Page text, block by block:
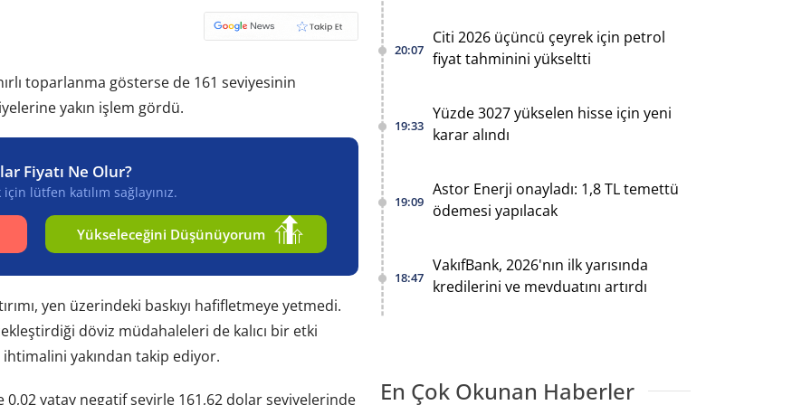
toparlanma gösterse de 161 seviyesinin
yakın işlem gördü.
Fiyatı Ne Olur?
lütfen katılım sağlayınız.
Yükseleceğini Düşünüyorum
yen üzerindeki baskıyı hafifletmeye yetmedi.
döviz müdahaleleri de kalıcı bir etki
yakından takip ediyor.
0,02 yatay negatif seyirle 161,62 dolar seviyelerinde
20:07
Citi 2026 üçüncü çeyrek için petrol
fiyat tahminini yükseltti
19:33
Yüzde 3027 yükselen hisse için yeni
karar alındı
19:09
Astor Enerji onayladı: 1,8 TL temettü
ödemesi yapılacak
18:47
VakıfBank, 2026'nın ilk yarısında
kredilerini ve mevduatını artırdı
En Çok Okunan Haberler